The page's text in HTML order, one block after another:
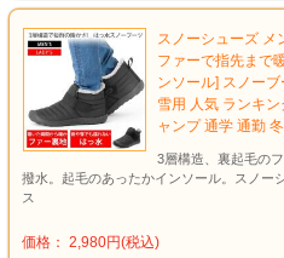
スノーシューズ メ
ファーで指先まで
ンソール] スノー
雪用 人気 ランキ
ャンプ 通学 通勤
3層構造、裏起毛の
撥水。起毛のあったかインソール。スノー
ス
価格： 2,980円(税込)